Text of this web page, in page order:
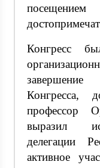
Конгресс
Конгресса,
профессор
выразил
делегации
активное